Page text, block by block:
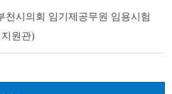
천시의회 임기제공무원 임용시험
원관)